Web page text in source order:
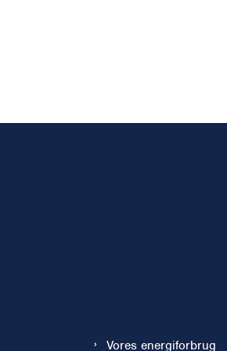
Vores energiforbrug